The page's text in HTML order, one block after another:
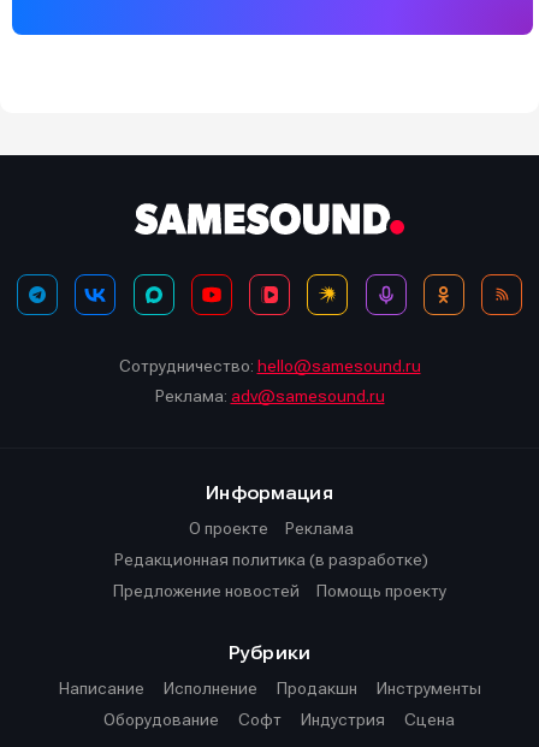
Сотрудничество: hello@samesound.ru
Реклама: adv@samesound.ru
Информация
О проекте
Реклама
Редакционная политика (в разработке)
Предложение новостей
Помощь проекту
Рубрики
Написание
Исполнение Продакшн
Инструменты
Оборудование
Софт Индустрия Сцена